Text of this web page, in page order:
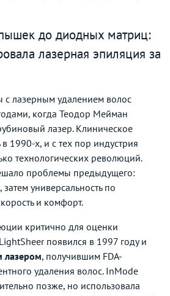
до диодных матриц:
лазерная эпиляция за
с лазерным удалением волос
когда Теодор Мейман
лазер. Клиническое
1990-х, и с тех пор индустрия
технологических революций.
проблемы предыдущего:
универсальность по
и комфорт.
критично для оценки
появился в 1997 году и
, получившим FDA-
удаления волос. InMode
позже, но использовала